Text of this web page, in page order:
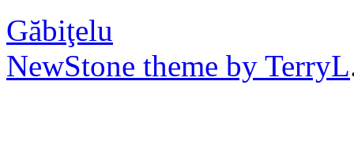
Găbiţelu
NewStone theme by TerryL